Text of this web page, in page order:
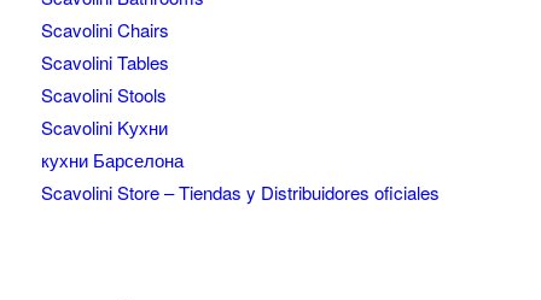
Scavolini Chairs
Scavolini Tables
Scavolini Stools
Scavolini Kухни
кухни Барселона
Scavolini Store – Tiendas y Distribuidores oficiales